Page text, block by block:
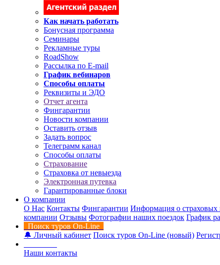
Как начать работать
Бонусная программа
Семинары
Рекламные туры
RoadShow
Рассылка по E-mail
График вебинаров
Способы оплаты
Реквизиты и ЭДО
Отчет агента
Фингарантии
Новости компании
Оставить отзыв
Задать вопрос
Телеграмм канал
Способы оплаты
Страхование
Страховка от невыезда
Электронная путевка
Гарантированные блоки
О компании
О Нас Контакты Фингарантии Информация о страховых
компании Отзывы Фотографии наших поездок График
Поиск туров On-Line
🔔 Личный кабинет Поиск туров On-Line (новый)
Наши контакты